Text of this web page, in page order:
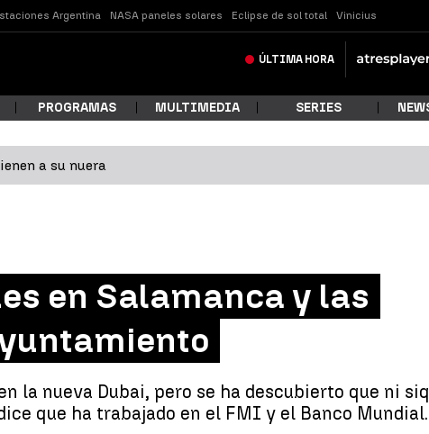
Argentina NASA paneles solares Eclipse de sol total Vinicius
ÚLTIMA HORA
PROGRAMAS MULTIMEDIA SERIES
a su nuera
en Salamanca y las
la nueva Dubai, pero se ha descubierto que ni
que ha trabajado en el FMI y el Banco Mundial.